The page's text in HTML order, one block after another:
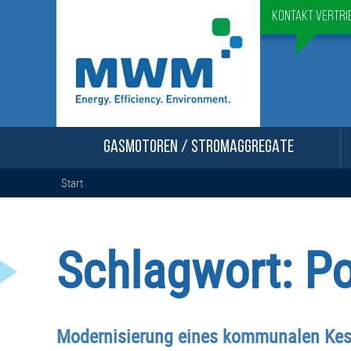
Kontakt
GASMOTOREN / STROMAGGREGATE
Start
Schlagwort:
Modernisierung eines kommunalen